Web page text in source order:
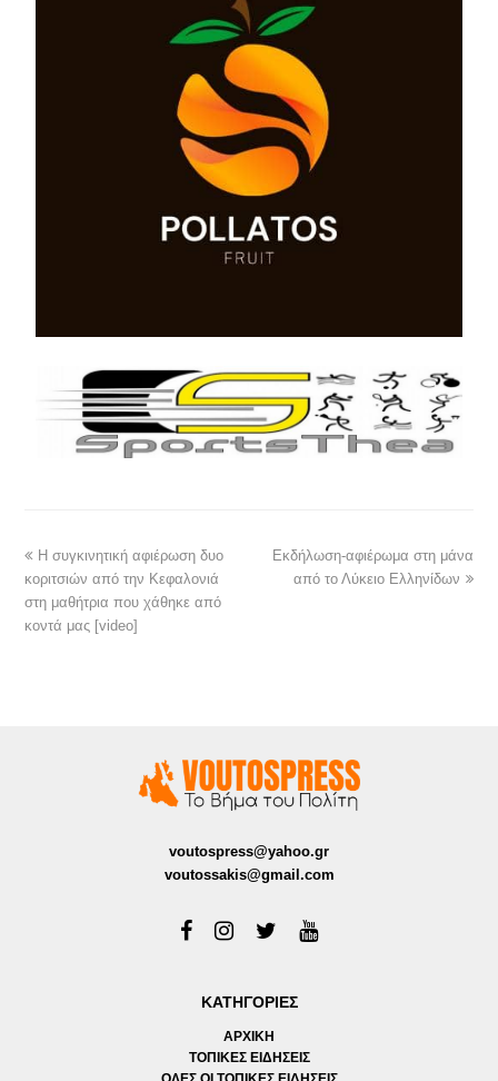
Η συγκινητική αφιέρωση δυο
κοριτσιών από την Κεφαλονιά
στη μαθήτρια που χάθηκε από
κοντά μας [video]
Εκδήλωση-αφιέρωμα στη μάνα
από το Λύκειο Ελληνίδων
voutospress@yahoo.gr
voutossakis@gmail.com
ΚΑΤΗΓΟΡΙΕΣ
ΑΡΧΙΚΗ
ΤΟΠΙΚΕΣ ΕΙΔΗΣΕΙΣ